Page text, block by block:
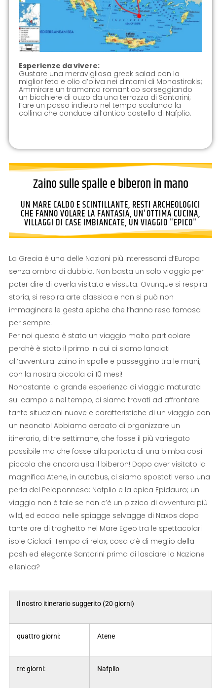
Esperienze da vivere:
Gustare una meravigliosa greek salad con la
miglior feta e olio d’oliva nei dintorni di Monastirakis;
Ammirare un tramonto romantico sorseggiando
un bicchiere di ouzo da una terrazza di Santorini;
Fare un passo indietro nel tempo scalando la
collina che conduce all’antico castello di Nafplio.
Zaino sulle spalle e biberon in mano
UN MARE CALDO E SCINTILLANTE, RESTI ARCHEOLOGICI
CHE FANNO VOLARE LA FANTASIA, UN'OTTIMA CUCINA,
VILLAGGI DI CASE IMBIANCATE, UN VIAGGIO "EPICO"
La Grecia è una delle Nazioni più interessanti d’Europa
senza ombra di dubbio. Non basta un solo viaggio per
poter dire di averla visitata e vissuta. Ovunque si respira
storia, si respira arte classica e non si può non
immaginare le gesta epiche che l’hanno resa famosa
per sempre.
Per noi questo è stato un viaggio molto particolare
perchè è stato il primo in cui ci siamo lanciati
all’avventura: zaino in spalle e passeggino tra le mani,
con la nostra piccola di 10 mesi!
Nonostante la grande esperienza di viaggio maturata
sul campo e nel tempo, ci siamo trovati ad affrontare
tante situazioni nuove e caratteristiche di un viaggio con
un neonato! Abbiamo cercato di organizzare un
itinerario, di tre settimane, che fosse il più variegato
possibile ma che fosse alla portata di una bimba così
piccola che ancora usa il biberon! Dopo aver visitato la
magnifica Atene, in autobus, ci siamo spostati verso una
perla del Peloponneso: Nafplio e la epica Epidauro; un
viaggio non è tale se non c’è un pizzico di avventura più
wild, ed eccoci nelle spiagge selvagge di Naxos dopo
tante ore di traghetto nel Mare Egeo tra le spettacolari
isole Cicladi. Tempo di relax, cosa c’è di meglio della
posh ed elegante Santorini prima di lasciare la Nazione
ellenica?
Il nostro itinerario suggerito (20 giorni)
quattro giorni: Atene
tre giorni: Nafplio